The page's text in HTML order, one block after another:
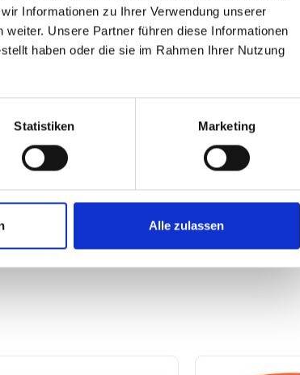
Informationen zu Ihrer Verwendung unserer
Unsere Partner führen diese Informationen
haben oder die sie im Rahmen Ihrer Nutzung
Statistiken Marketing
Alle zulassen
€ zzgl. MwSt.
inkl. MwSt.
130 mm für Anwärmbrenner
DETAILS ANSEHEN
ROHR 400
46,77€ zzgl.
56,12 €
Rohr 400 mm für
Art.-Nr.: